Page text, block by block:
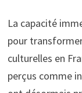
La capacité
pour
culturelles en
perçus comme